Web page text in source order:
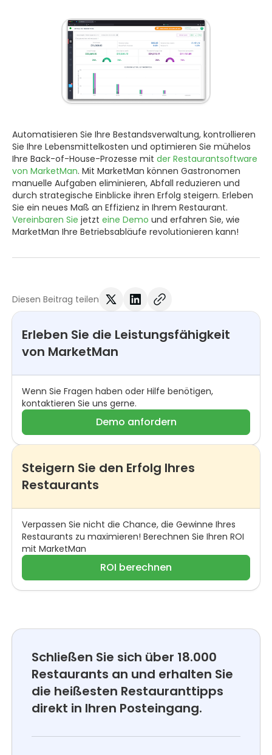
Automatisieren Sie Ihre Bestandsverwaltung, kontrollieren
Sie Ihre Lebensmittelkosten und optimieren Sie mühelos
Ihre Back-of-House-Prozesse mit der Restaurantsoftware
von MarketMan. Mit MarketMan können Gastronomen
manuelle Aufgaben eliminieren, Abfall reduzieren und
durch strategische Einblicke ihren Erfolg steigern. Erleben
Sie ein neues Maß an Effizienz in Ihrem Restaurant.
Vereinbaren Sie jetzt eine Demo und erfahren Sie, wie
MarketMan Ihre Betriebsabläufe revolutionieren kann!
Diesen Beitrag teilen
Erleben Sie die Leistungsfähigkeit
von MarketMan
Wenn Sie Fragen haben oder Hilfe benötigen,
kontaktieren Sie uns gerne.
Demo anfordern
Steigern Sie den Erfolg Ihres
Restaurants
Verpassen Sie nicht die Chance, die Gewinne Ihres
Restaurants zu maximieren! Berechnen Sie Ihren ROI
mit MarketMan
ROI berechnen
Schließen Sie sich über 18.000
Restaurants an und erhalten Sie
die heißesten Restauranttipps
direkt in Ihren Posteingang.